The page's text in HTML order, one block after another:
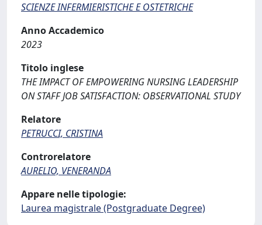
SCIENZE INFERMIERISTICHE E OSTETRICHE
Anno Accademico
2023
Titolo inglese
THE IMPACT OF EMPOWERING NURSING LEADERSHIP
ON STAFF JOB SATISFACTION: OBSERVATIONAL STUDY
Relatore
PETRUCCI, CRISTINA
Controrelatore
AURELIO, VENERANDA
Appare nelle tipologie:
Laurea magistrale (Postgraduate Degree)